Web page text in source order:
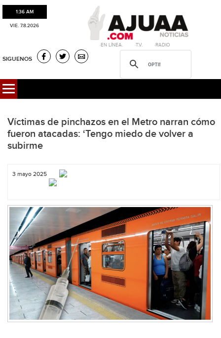
1:36 AM
VIE. 7.8.2026
·EN LÍNEA. ·T.V. ·RADIO
SIGUENOS
Víctimas de pinchazos en el Metro narran cómo
fueron atacadas: ‘Tengo miedo de volver a
subirme
3 mayo 2025